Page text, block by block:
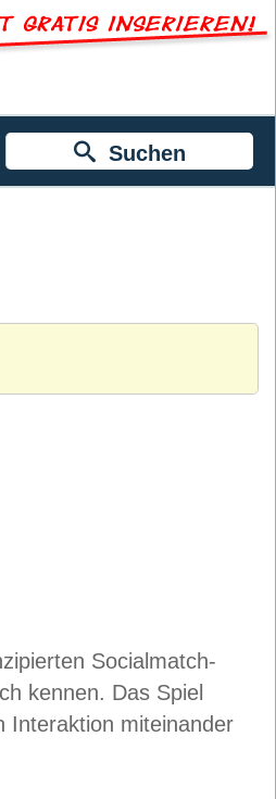
Suchen
Socialmatch-
kennen. Das Spiel
Interaktion miteinander